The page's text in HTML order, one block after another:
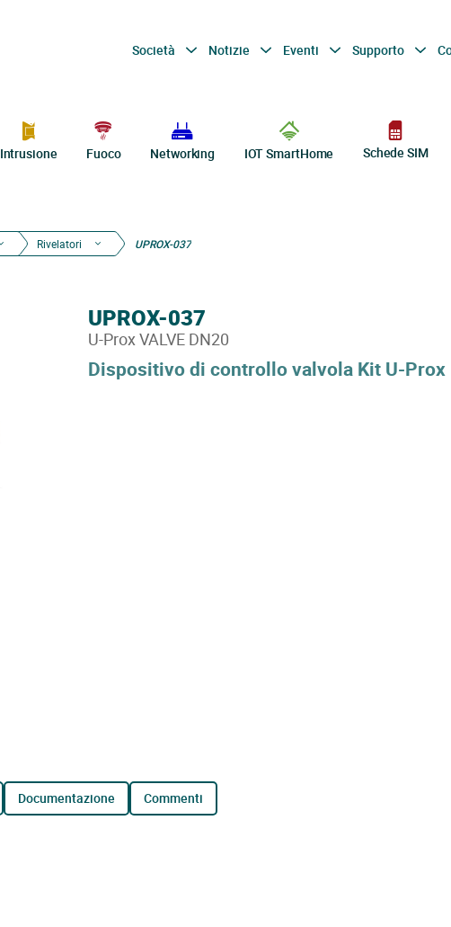
Società Notizie Eventi Supporto
Intrusione Fuoco Networking IOT SmartHome Schede SIM
Rivelatori UPROX-037
Dispositivo di controllo valvola Kit U-Prox
UPROX-037
U-Prox VALVE DN20
documentazione commenti